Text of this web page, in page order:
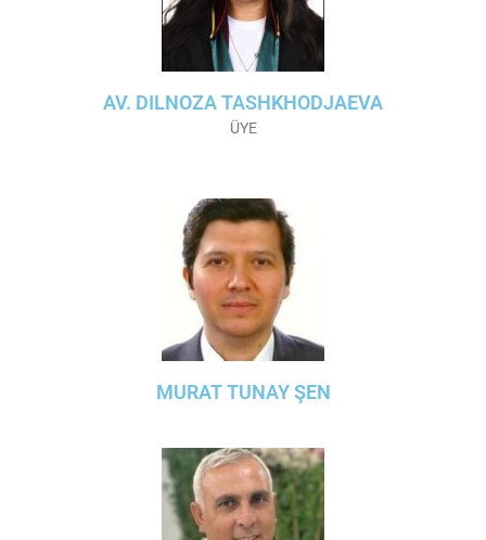
AV. DILNOZA TASHKHODJAEVA
ÜYE
MURAT TUNAY ŞEN